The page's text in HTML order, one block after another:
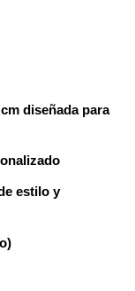
diseñada para
estilo y